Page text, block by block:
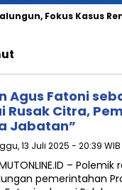
Fokus Kasus Rentan
Agus Fatoni
Rusak Citra,
Jabatan”
13 Juli 2025 - 20:39 WIB
–
pemerintahan